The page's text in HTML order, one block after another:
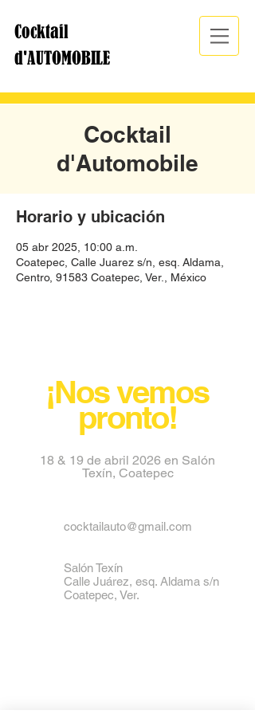
Cocktail
d'AUTOMOBILE
Cocktail
d'Automobile
Horario y ubicación
05 abr 2025, 10:00 a.m.
Coatepec, Calle Juarez s/n, esq. Aldama,
Centro, 91583 Coatepec, Ver., México
¡Nos vemos
pronto!
18 & 19 de abril 2026 en Salón
Texín, Coatepec
cocktailauto@gmail.com
Salón Texín
Calle Juárez, esq. Aldama s/n
Coatepec, Ver.